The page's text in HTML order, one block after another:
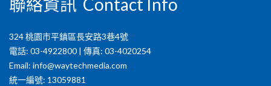
324 桃園市平鎮區長安路3巷4號
電話: 03-4922800 | 傳真: 03-4020254
Email: info@waytechmedia.com
統一編號: 13059881